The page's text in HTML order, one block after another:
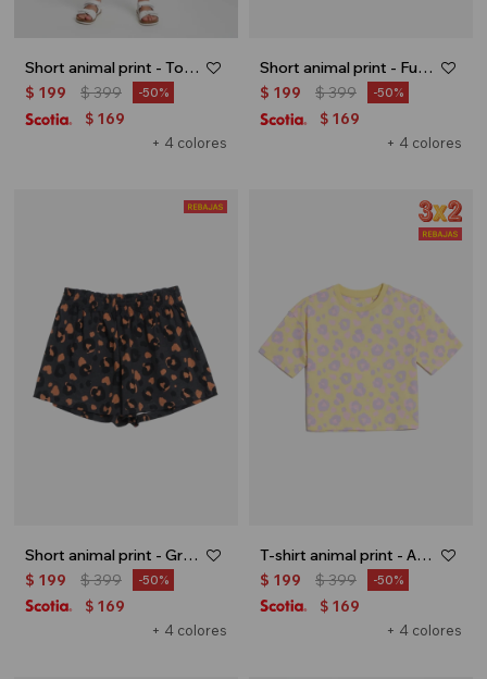
Short animal print - Tostado
+ 4 colores
$ 199 $399 50
$ 169
Short animal print - Fucsia
+ 4 colores
$ 199 $399 50
$ 169
Short animal print - Gris oscuro
+ 4 colores
$ 199 $399 50
$ 169
T-shirt animal print - Amarillo
+ 4 colores
$ 199 $399 50
$ 169